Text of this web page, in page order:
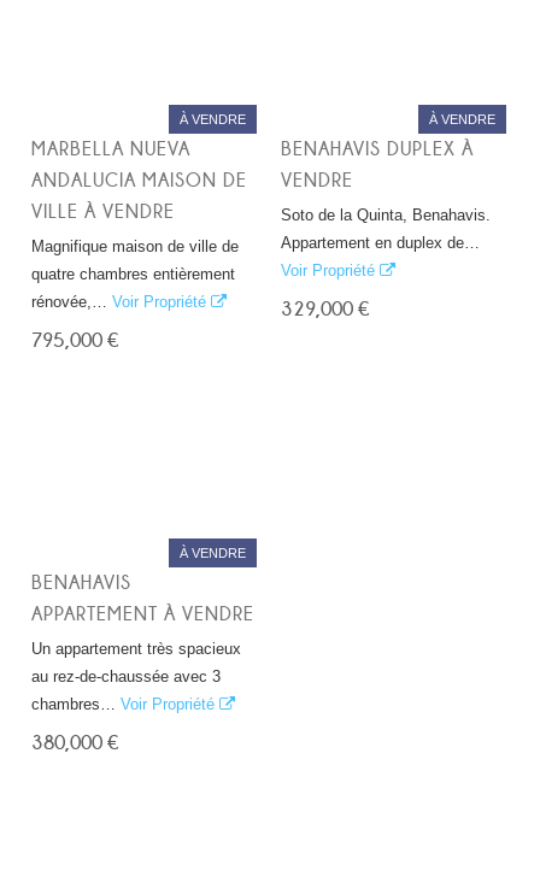
À VENDRE
MARBELLA NUEVA
ANDALUCIA MAISON DE
VILLE À VENDRE
Magnifique maison de ville de
quatre chambres entièrement
rénovée,… Voir Propriété
795,000 €
À VENDRE
BENAHAVIS DUPLEX À
VENDRE
Soto de la Quinta, Benahavis.
Appartement en duplex de…
Voir Propriété
329,000 €
À VENDRE
BENAHAVIS
APPARTEMENT À VENDRE
Un appartement très spacieux
au rez-de-chaussée avec 3
chambres… Voir Propriété
380,000 €